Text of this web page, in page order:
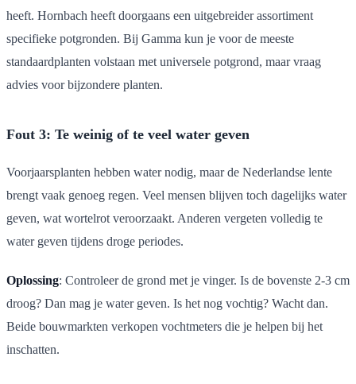
heeft. Hornbach heeft doorgaans een uitgebreider assortiment
specifieke potgronden. Bij Gamma kun je voor de meeste
standaardplanten volstaan met universele potgrond, maar vraag
advies voor bijzondere planten.
Fout 3: Te weinig of te veel water geven
Voorjaarsplanten hebben water nodig, maar de Nederlandse lente
brengt vaak genoeg regen. Veel mensen blijven toch dagelijks water
geven, wat wortelrot veroorzaakt. Anderen vergeten volledig te
water geven tijdens droge periodes.
Oplossing: Controleer de grond met je vinger. Is de bovenste 2-3 cm
droog? Dan mag je water geven. Is het nog vochtig? Wacht dan.
Beide bouwmarkten verkopen vochtmeters die je helpen bij het
inschatten.